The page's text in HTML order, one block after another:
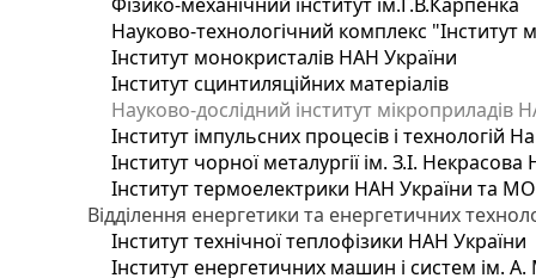
Науково-технологічний комплекс "Інститут
Інститут монокристалів НАН України
Інститут сцинтиляційних матеріалів
Науково-дослідний інститут мікроприладів
Інститут імпульсних процесів і технологій
Інститут чорної металургії ім. З.І.
Інститут термоелектрики НАН України та
Відділення енергетики та енергетичних
Інститут технічної теплофізики НАН України
Інститут енергетичних машин і систем ім.